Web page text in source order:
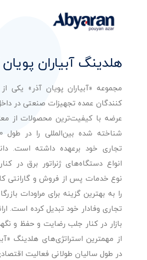
هلدینگ آبیاران پویان
مجموعه «آبیاران پویان آذر» یکی
کنندگان عمده تجهیزات صنعتی در
عرضه با کیفیت‌ترین محصولات از
تجاری خود برعهده داشته است.
انواع دستگاه‌های ژنراتور برق در
نوع خدمات پس از فروش و گارانتی
را به بهترین گزینه برای مراودات
تجاری وفادار خود تبدیل کرده است.
بازار در کنار جلب رضایت و حفظ و
از مهمترین استراتژی‌های هلدینگ
در طول سالیان طولانی فعالیت